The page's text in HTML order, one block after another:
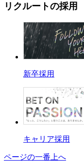
リクルートの採用
新卒採用
キャリア採用
ページの一番上へ